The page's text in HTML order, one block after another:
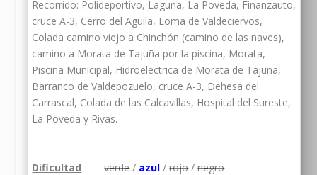
Recorrido: Polideportivo, Laguna, La Poveda, Finanzauto,
cruce A-3, Cerro del Aguila, Loma de Valdeciervos,
Colada camino viejo a Chinchón (camino de las naves),
camino a Morata de Tajuña por la piscina, Morata,
Piscina Municipal, Hidroelectrica de Morata de Tajuña,
Barranco de Valdepozuelo, cruce A-3, Dehesa del
Carrascal, Colada de las Calcavillas, Hospital del Sureste,
La Poveda y Rivas.
Dificultad verde/ azul /rojo/negro